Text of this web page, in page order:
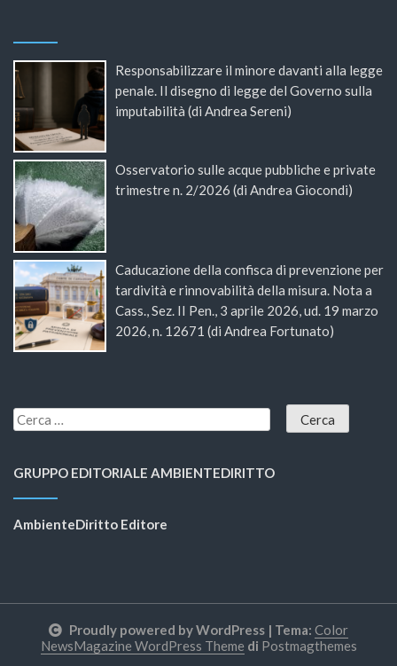
Responsabilizzare il minore davanti alla legge
penale. Il disegno di legge del Governo sulla
imputabilità (di Andrea Sereni)
Osservatorio sulle acque pubbliche e private
trimestre n. 2/2026 (di Andrea Giocondi)
Caducazione della confisca di prevenzione per
tardività e rinnovabilità della misura. Nota a
Cass., Sez. II Pen., 3 aprile 2026, ud. 19 marzo
2026, n. 12671 (di Andrea Fortunato)
GRUPPO EDITORIALE AMBIENTEDIRITTO
AmbienteDiritto Editore
Proudly powered by WordPress | Tema: Color
NewsMagazine WordPress Theme di Postmagthemes